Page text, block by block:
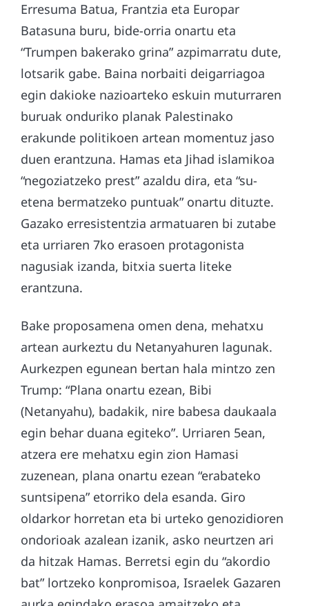
Erresuma Batua, Frantzia eta Europar
Batasuna buru, bide-orria onartu eta
“Trumpen bakerako grina” azpimarratu dute,
lotsarik gabe. Baina norbaiti deigarriagoa
egin dakioke nazioarteko eskuin muturraren
buruak onduriko planak Palestinako
erakunde politikoen artean momentuz jaso
duen erantzuna. Hamas eta Jihad islamikoa
“negoziatzeko prest” azaldu dira, eta “su-
etena bermatzeko puntuak” onartu dituzte.
Gazako erresistentzia armatuaren bi zutabe
eta urriaren 7ko erasoen protagonista
nagusiak izanda, bitxia suerta liteke
erantzuna.
Bake proposamena omen dena, mehatxu
artean aurkeztu du Netanyahuren lagunak.
Aurkezpen egunean bertan hala mintzo zen
Trump: “Plana onartu ezean, Bibi
(Netanyahu), badakik, nire babesa daukaala
egin behar duana egiteko”. Urriaren 5ean,
atzera ere mehatxu egin zion Hamasi
zuzenean, plana onartu ezean “erabateko
suntsipena” etorriko dela esanda. Giro
oldarkor horretan eta bi urteko genozidioren
ondorioak azalean izanik, asko neurtzen ari
da hitzak Hamas. Berretsi egin du “akordio
bat” lortzeko konpromisoa, Israelek Gazaren